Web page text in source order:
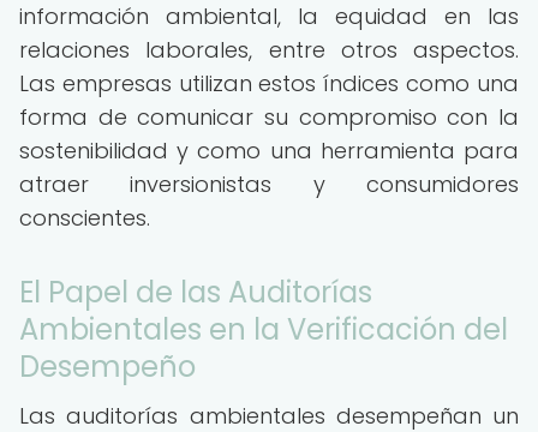
información ambiental, la equidad en las
relaciones laborales, entre otros aspectos.
Las empresas utilizan estos índices como una
forma de comunicar su compromiso con la
sostenibilidad y como una herramienta para
atraer inversionistas y consumidores
conscientes.
El Papel de las Auditorías
Ambientales en la Verificación del
Desempeño
Las auditorías ambientales desempeñan un